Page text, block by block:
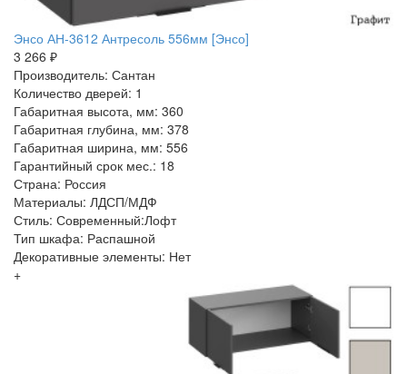
Энсо АН-3612 Антресоль 556мм [Энсо]
3 266 ₽
Производитель: Сантан
Количество дверей: 1
Габаритная высота, мм: 360
Габаритная глубина, мм: 378
Габаритная ширина, мм: 556
Гарантийный срок мес.: 18
Страна: Россия
Материалы: ЛДСП/МДФ
Стиль: Современный:Лофт
Тип шкафа: Распашной
Декоративные элементы: Нет
+